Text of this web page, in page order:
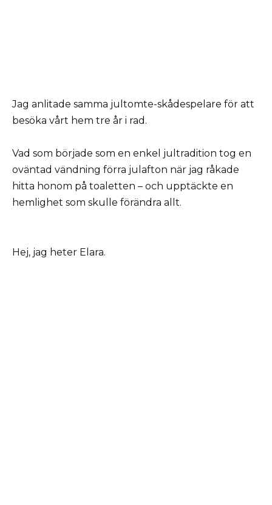
Jag anlitade samma jultomte-skådespelare för att
besöka vårt hem tre år i rad.
Vad som började som en enkel jultradition tog en
oväntad vändning förra julafton när jag råkade
hitta honom på toaletten – och upptäckte en
hemlighet som skulle förändra allt.
Hej, jag heter Elara.